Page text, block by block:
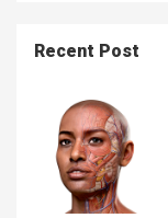
Recent Post